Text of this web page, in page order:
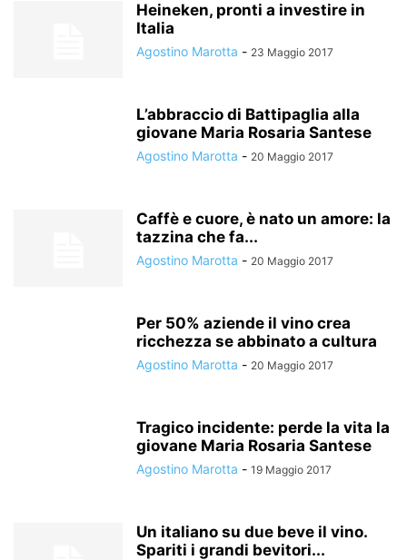
Heineken, pronti a investire in
Italia
Agostino Marotta - 23 Maggio 2017
L’abbraccio di Battipaglia alla
giovane Maria Rosaria Santese
Agostino Marotta - 20 Maggio 2017
Caffè e cuore, è nato un amore: la
tazzina che fa...
Agostino Marotta - 20 Maggio 2017
Per 50% aziende il vino crea
ricchezza se abbinato a cultura
Agostino Marotta - 20 Maggio 2017
Tragico incidente: perde la vita la
giovane Maria Rosaria Santese
Agostino Marotta - 19 Maggio 2017
Un italiano su due beve il vino.
Spariti i grandi bevitori...